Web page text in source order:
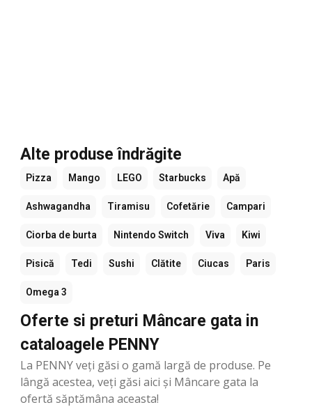
Alte produse îndrăgite
Pizza Mango LEGO Starbucks Apă
Ashwagandha Tiramisu Cofetărie Campari
Ciorba de burta Nintendo Switch Viva Kiwi
Pisică Tedi Sushi Clătite Ciucas Paris
Omega 3
Oferte si preturi Mâncare gata in
cataloagele PENNY
La PENNY veți găsi o gamă largă de produse. Pe
lângă acestea, veți găsi aici și Mâncare gata la
ofertă săptămâna aceasta!